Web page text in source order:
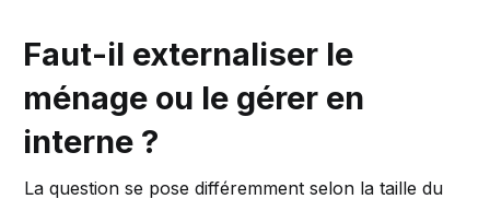
Faut-il externaliser le
ménage ou le gérer en
interne ?
La question se pose différemment selon la taille du